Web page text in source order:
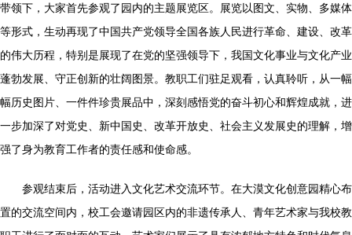
带领下，大家首先参观了园内的主题展览区。展览以图文、实物、多媒体
等形式，生动再现了中国共产党领导全国各族人民进行革命、建设、改革
的伟大历程，特别是展现了在党的坚强领导下，我国文化事业与文化产业
蓬勃发展、守正创新的壮阔图景。教职工们驻足观看，认真聆听，从一幅
幅历史图片、一件件珍贵展品中，深刻感悟党的奋斗初心和辉煌成就，进
一步加深了对党史、新中国史、改革开放史、社会主义发展史的理解，增
强了身为教育工作者的责任感和使命感。
参观结束后，活动进入文化艺术交流环节。在大漠文化创意园精心布
置的交流空间内，校工会邀请园区内的非遗传承人、青年艺术家与我校教